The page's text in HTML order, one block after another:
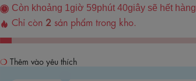
Còn khoảng 1 giờ 59phút 39giây sẽ hết hàng
Chỉ còn 2 sản phẩm trong kho.
Thêm vào yêu thích